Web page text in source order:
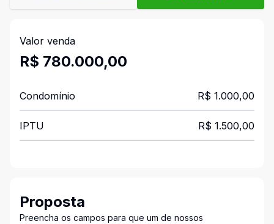
Valor venda
R$ 780.000,00
Condomínio R$ 1.000,00
IPTU R$ 1.500,00
Proposta
Preencha os campos para que um de nossos